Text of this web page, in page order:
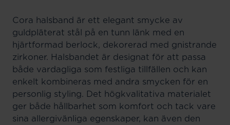
Cora halsband är ett elegant smycke av
guldpläterat stål på en tunn länk med en
hjärtformad berlock, dekorerad med gnistrande
zirkoner. Halsbandet är designat för att passa
både vardagliga som festliga tillfällen och kan
enkelt kombineras med andra smycken för en
personlig styling. Det högkvalitativa materialet
ger både hållbarhet som komfort och tack vare
sina allergivänliga egenskaper, kan även den